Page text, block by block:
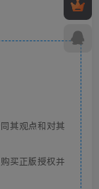
其观点和对其
买正版授权并